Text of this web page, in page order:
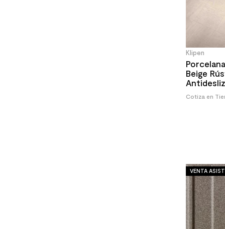
Klipen
Beige
Cotiza en
VENTA